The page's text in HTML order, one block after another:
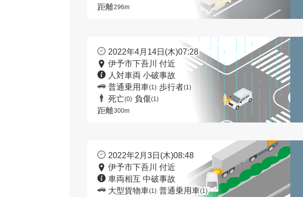
距離296m
2022年4月14日(木)07:28
伊予市下吾川 付近
人対車両 小破事故
普通乗用車(1) 歩行者(1)
死亡(0) 負傷(1)
距離300m
2022年2月3日(木)08:48
伊予市下吾川 付近
車両相互 中破事故
大型貨物車(1) 普通乗用車(1)